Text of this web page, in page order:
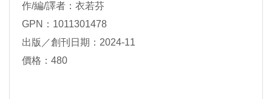
作/編/譯者：衣若芬
GPN：1011301478
出版／創刊日期：2024-11
價格：480